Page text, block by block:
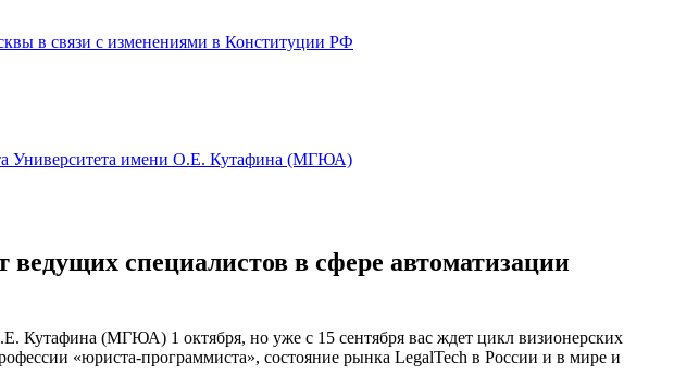
в связи с изменениями в Конституции РФ
Университета имени О.Е. Кутафина (МГЮА)
специалистов в сфере автоматизации
Кутафина (МГЮА) 1 октября, но уже с 15 сентября вас ждет цикл визионерских
«юриста-программиста», состояние рынка LegalTech в России и в мире и